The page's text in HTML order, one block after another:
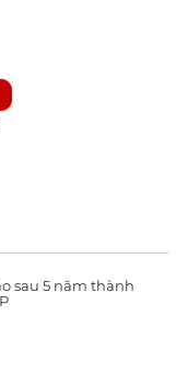
sau 5 năm thành